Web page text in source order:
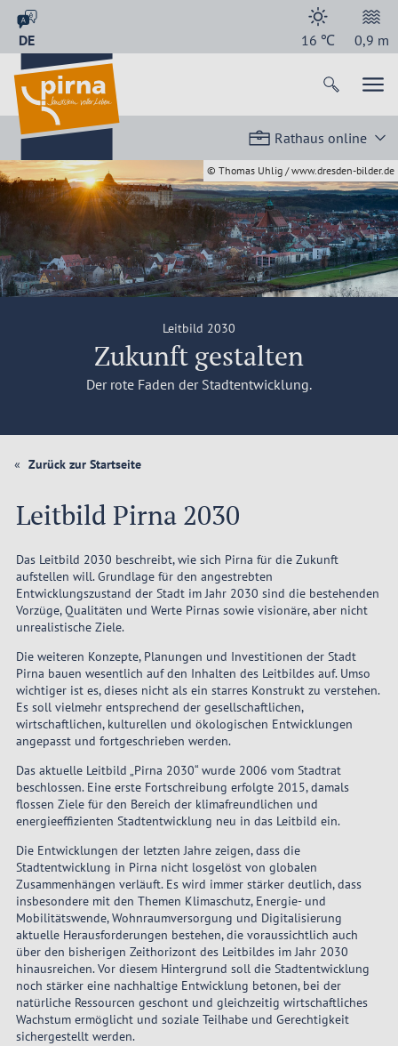
DE 16 ℃ 0,9 m
Rathaus online
Leitbild 2030
Zukunft gestalten
Der rote Faden der Stadtentwicklung.
© Thomas Uhlig / www.dresden-bilder.de
Zurück zur Startseite
Leitbild Pirna 2030
Das Leitbild 2030 beschreibt, wie sich Pirna für die Zukunft
aufstellen will. Grundlage für den angestrebten
Entwicklungszustand der Stadt im Jahr 2030 sind die bestehenden
Vorzüge, Qualitäten und Werte Pirnas sowie visionäre, aber nicht
unrealistische Ziele.
Die weiteren Konzepte, Planungen und Investitionen der Stadt
Pirna bauen wesentlich auf den Inhalten des Leitbildes auf. Umso
wichtiger ist es, dieses nicht als ein starres Konstrukt zu verstehen.
Es soll vielmehr entsprechend der gesellschaftlichen,
wirtschaftlichen, kulturellen und ökologischen Entwicklungen
angepasst und fortgeschrieben werden.
Das aktuelle Leitbild „Pirna 2030“ wurde 2006 vom Stadtrat
beschlossen. Eine erste Fortschreibung erfolgte 2015, damals
flossen Ziele für den Bereich der klimafreundlichen und
energieeffizienten Stadtentwicklung neu in das Leitbild ein.
Die Entwicklungen der letzten Jahre zeigen, dass die
Stadtentwicklung in Pirna nicht losgelöst von globalen
Zusammenhängen verläuft. Es wird immer stärker deutlich, dass
insbesondere mit den Themen Klimaschutz, Energie- und
Mobilitätswende, Wohnraumversorgung und Digitalisierung
aktuelle Herausforderungen bestehen, die voraussichtlich auch
über den bisherigen Zeithorizont des Leitbildes im Jahr 2030
hinausreichen. Vor diesem Hintergrund soll die Stadtentwicklung
noch stärker eine nachhaltige Entwicklung betonen, bei der
natürliche Ressourcen geschont und gleichzeitig wirtschaftliches
Wachstum ermöglicht und soziale Teilhabe und Gerechtigkeit
sichergestellt werden.